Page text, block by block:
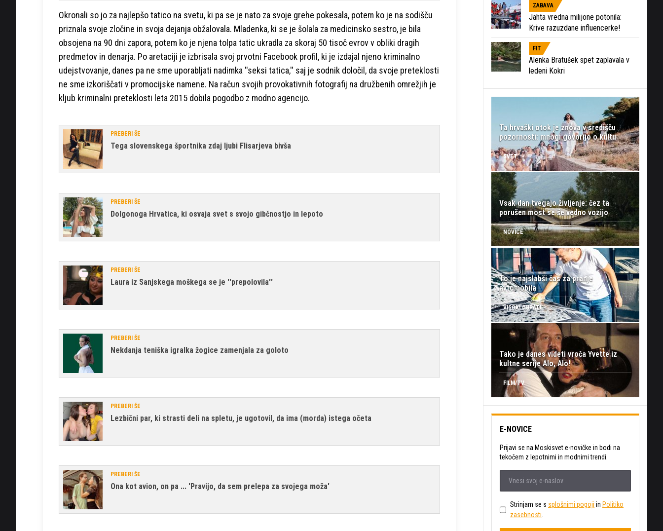
Okronali so jo za najlepšo tatico na svetu, ki pa se je nato za svoje grehe pokesala, potem ko je na sodišču
priznala svoje zločine in svoja dejanja obžalovala. Mladenka, ki se je šolala za medicinsko sestro, je bila
obsojena na 90 dni zapora, potem ko je njena tolpa tatic ukradla za skoraj 50 tisoč evrov v obliki dragih
predmetov in denarja. Po aretaciji je izbrisala svoj prvotni Facebook profil, ki je izdajal njeno kriminalno
udejstvovanje, danes pa ne sme uporabljati nadimka ''seksi tatica,'' saj je sodnik določil, da svoje preteklosti
ne sme izkoriščati v promocijske namene. Na račun svojih provokativnih fotografij na družbenih omrežjih je
kljub kriminalni preteklosti leta 2015 dobila pogodbo z modno agencijo.
PREBERI ŠE
Tega slovenskega športnika zdaj ljubi Flisarjeva bivša
PREBERI ŠE
Dolgonoga Hrvatica, ki osvaja svet s svojo gibčnostjo in lepoto
PREBERI ŠE
Laura iz Sanjskega moškega se je ''prepolovila''
PREBERI ŠE
Nekdanja teniška igralka žogice zamenjala za goloto
PREBERI ŠE
Lezbični par, ki strasti deli na spletu, je ugotovil, da ima (morda) istega očeta
PREBERI ŠE
Ona kot avion, on pa ... 'Pravijo, da sem prelepa za svojega moža'
ZABAVA
Jahta vredna milijone potonila:
Krive razuzdane influencerke!
FIT
Alenka Bratušek spet zaplavala v
ledeni Kokri
Ta hrvaški otok je znova v središču
pozornosti: mnogi govorijo o kultu
SVET
Vsak dan tvegajo življenje: čez ta
porušen most se še vedno vozijo
NOVICE
To je najslabši čas za pranje
avtomobila
VISOKI OBRATI
Tako je danes videti vroča Yvette iz
kultne serije Alo, Alo!
FILM/TV
E-NOVICE
Prijavi se na Moskisvet e-novičke in bodi na
tekočem z lepotnimi in modnimi trendi.
Strinjam se s splošnimi pogoji in Politiko
zasebnosti